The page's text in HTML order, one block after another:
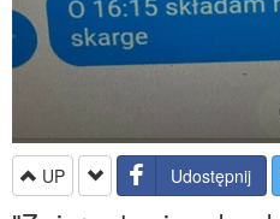
UP Udostępnij